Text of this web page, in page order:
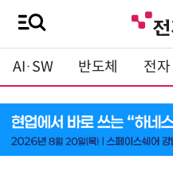
AI·SW 반도체 전자